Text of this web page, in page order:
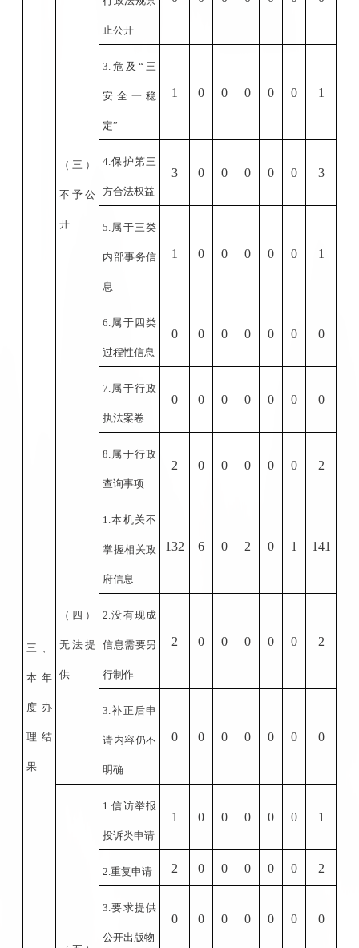
三、
本年
度办
理结
果
（三）
不予公
开
止公开
3. 危及“三
安全一稳
定”
1 0 0 0 0 0 1
4. 保护第三
方合法权益
3 0 0 0 0 0 3
5. 属于三类
内部事务信
息
1 0 0 0 0 0 1
6. 属于四类
过程性信息
0 0 0 0 0 0 0
7. 属于行政
执法案卷
0 0 0 0 0 0 0
8. 属于行政
查询事项
2 0 0 0 0 0 2
（四）
无法提
供
1. 本机关不
掌握相关政
府信息
132 6 0 2 0 1 141
2. 没有现成
信息需要另
行制作
2 0 0 0 0 0 2
3. 补正后申
请内容仍不
明确
0 0 0 0 0 0 0
1. 信访举报
投诉类申请
1 0 0 0 0 0 1
2. 重复申请 2 0 0 0 0 0 2
3. 要求提供
公开出版物
0 0 0 0 0 0 0